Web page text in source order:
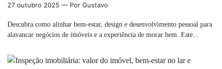
27 outubro 2025 — Por Gustavo
Descubra como alinhar bem-estar, design e desenvolvimento pessoal para
alavancar negócios de imóveis e a experiência de morar bem. Este...